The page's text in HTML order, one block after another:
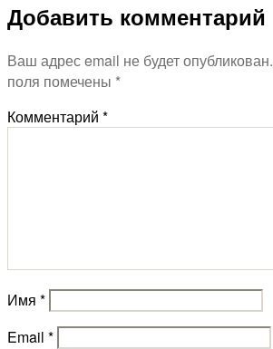
Добавить комментарий
Ваш адрес email не будет опубликован.
поля помечены *
Комментарий *
Имя *
Email *